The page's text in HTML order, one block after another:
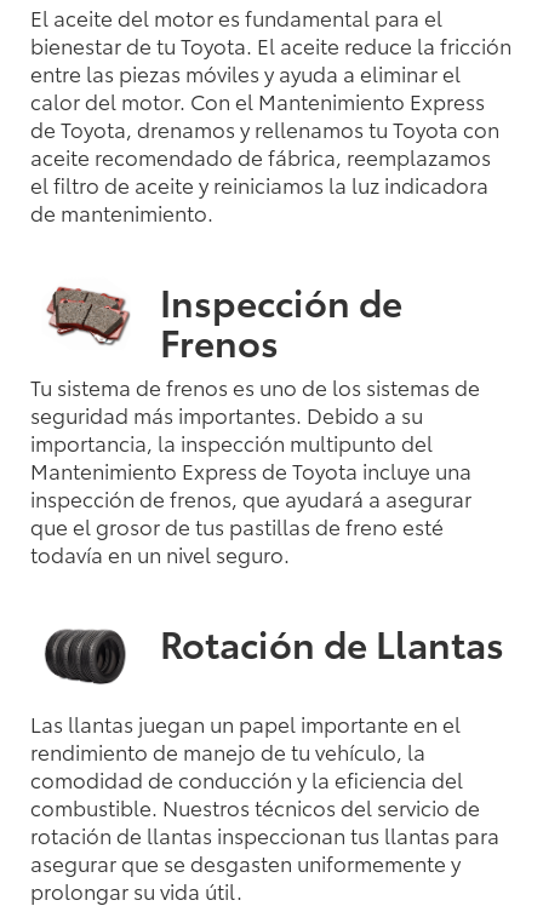
El aceite del motor es fundamental para el
bienestar de tu Toyota. El aceite reduce la fricción
entre las piezas móviles y ayuda a eliminar el
calor del motor. Con el Mantenimiento Express
de Toyota, drenamos y rellenamos tu Toyota con
aceite recomendado de fábrica, reemplazamos
el filtro de aceite y reiniciamos la luz indicadora
de mantenimiento.
Inspección de
Frenos
Tu sistema de frenos es uno de los sistemas de
seguridad más importantes. Debido a su
importancia, la inspección multipunto del
Mantenimiento Express de Toyota incluye una
inspección de frenos, que ayudará a asegurar
que el grosor de tus pastillas de freno esté
todavía en un nivel seguro.
Rotación de Llantas
Las llantas juegan un papel importante en el
rendimiento de manejo de tu vehículo, la
comodidad de conducción y la eficiencia del
combustible. Nuestros técnicos del servicio de
rotación de llantas inspeccionan tus llantas para
asegurar que se desgasten uniformemente y
prolongar su vida útil.